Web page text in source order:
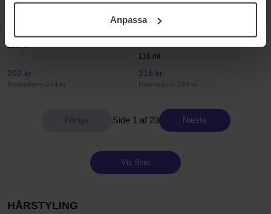
samt vår Integritetspolicy.Anpassa
Ocean Mist
150 ml
202 kr
Normalpris 224 kr
Unite
Liquid Volume Instant Texture
Hold
118 ml
216 kr
Normalpris 239 kr
Side 1 af 23 Næste
Vis flere
HÅRSTYLING